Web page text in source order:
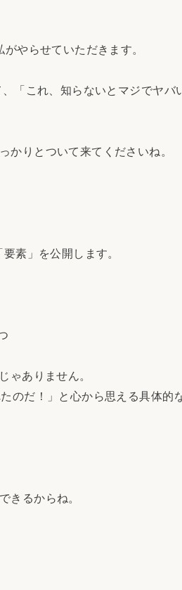
やらせていただきます。
「これ、知らないとマジでヤバ
りとついて来てくださいね。
素」を公開します。
ゃありません。
のだ！」と心から思える具体的
きるからね。